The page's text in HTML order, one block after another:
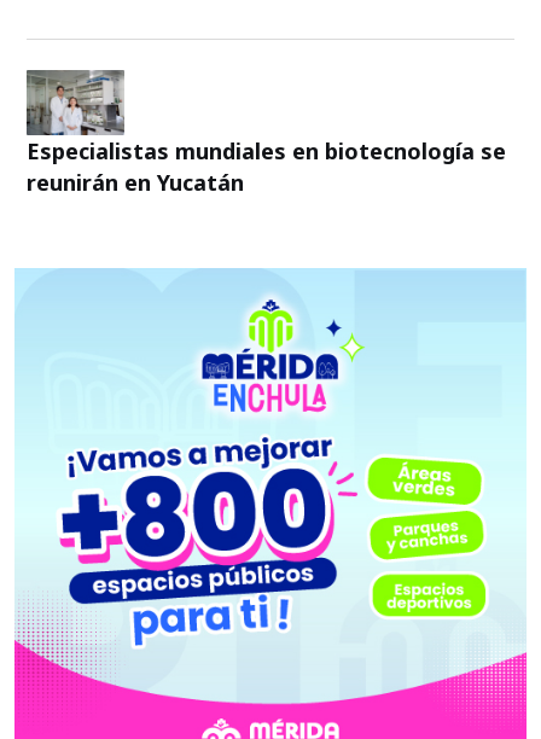
Especialistas mundiales en biotecnología se
reunirán en Yucatán